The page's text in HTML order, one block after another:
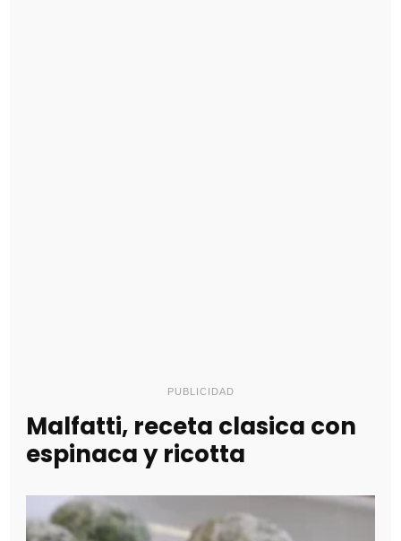
PUBLICIDAD
Malfatti, receta clasica con
espinaca y ricotta